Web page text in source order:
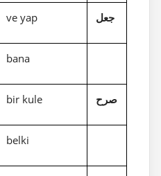
ve yap جعل
bana
bir kule صرح
belki